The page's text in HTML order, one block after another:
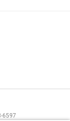
6597